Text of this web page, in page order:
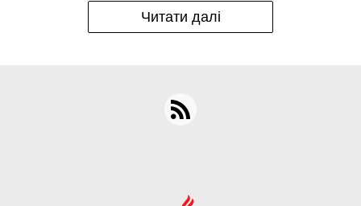
Читати далі